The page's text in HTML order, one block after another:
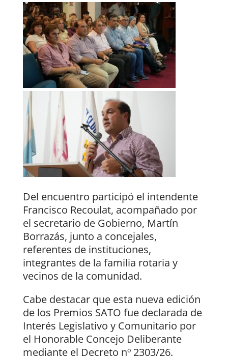
Del encuentro participó el intendente
Francisco Recoulat, acompañado por
el secretario de Gobierno, Martín
Borrazás, junto a concejales,
referentes de instituciones,
integrantes de la familia rotaria y
vecinos de la comunidad.
Cabe destacar que esta nueva edición
de los Premios SATO fue declarada de
Interés Legislativo y Comunitario por
el Honorable Concejo Deliberante
mediante el Decreto nº 2303/26.